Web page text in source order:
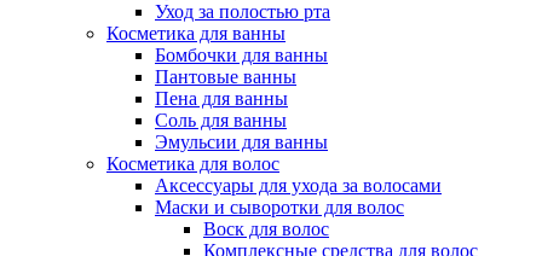
Уход за полостью рта
Косметика для ванны
Бомбочки для ванны
Пантовые ванны
Пена для ванны
Соль для ванны
Эмульсии для ванны
Косметика для волос
Аксессуары для ухода за волосами
Маски и сыворотки для волос
Воск для волос
Комплексные средства для волос